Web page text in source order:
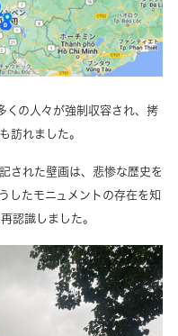
くの人々が強制収容され、拷
訪れました。
された壁画は、悲惨な歴史を
したモニュメントの存在を知
認識しました。